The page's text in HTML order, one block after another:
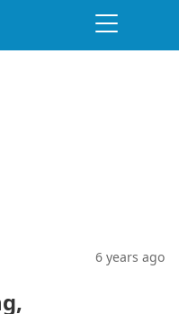
6 years ago